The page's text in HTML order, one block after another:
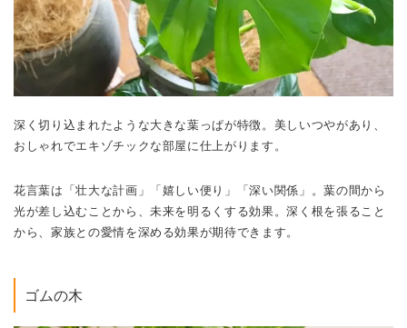
深く切り込まれたような大きな葉っぱが特徴。美しいつやがあり、
おしゃれでエキゾチックな部屋に仕上がります。
花言葉は「壮大な計画」「嬉しい便り」「深い関係」。葉の間から
光が差し込むことから、未来を明るくする効果。深く根を張ること
から、家族との愛情を深める効果が期待できます。
ゴムの木